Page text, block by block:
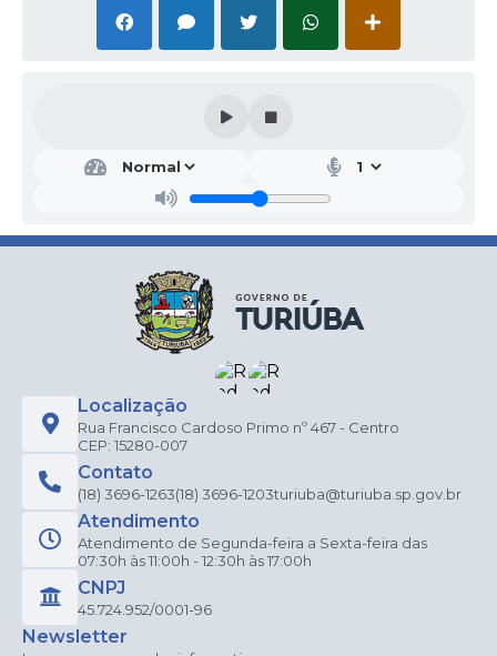
Localização
Rua Francisco Cardoso Primo nº 467 - Centro
CEP: 15280-007
Contato
(18) 3696-1263(18) 3696-1203turiuba@turiuba.sp.gov.br
Atendimento
Atendimento de Segunda-feira a Sexta-feira das
07:30h às 11:00h - 12:30h às 17:00h
CNPJ
45.724.952/0001-96
Newsletter